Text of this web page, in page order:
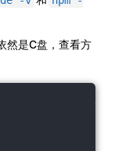
然是C盘，查看方